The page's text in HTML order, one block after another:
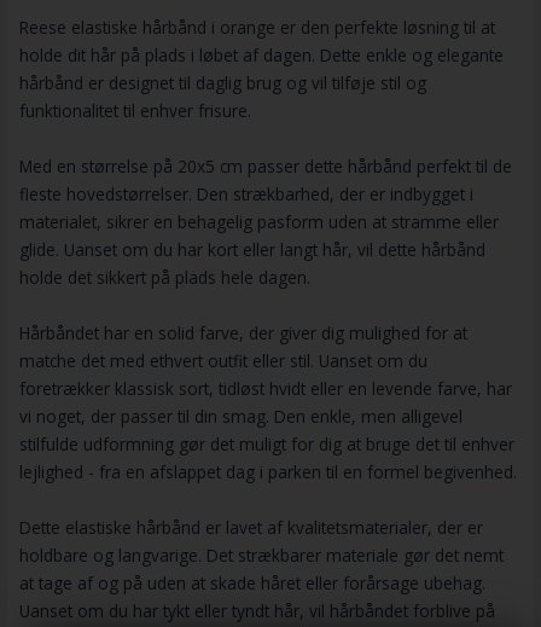
Reese elastiske hårbånd i orange er den perfekte løsning til at
holde dit hår på plads i løbet af dagen. Dette enkle og elegante
hårbånd er designet til daglig brug og vil tilføje stil og
funktionalitet til enhver frisure.
Med en størrelse på 20x5 cm passer dette hårbånd perfekt til de
fleste hovedstørrelser. Den strækbarhed, der er indbygget i
materialet, sikrer en behagelig pasform uden at stramme eller
glide. Uanset om du har kort eller langt hår, vil dette hårbånd
holde det sikkert på plads hele dagen.
Hårbåndet har en solid farve, der giver dig mulighed for at
matche det med ethvert outfit eller stil. Uanset om du
foretrækker klassisk sort, tidløst hvidt eller en levende farve, har
vi noget, der passer til din smag. Den enkle, men alligevel
stilfulde udformning gør det muligt for dig at bruge det til enhver
lejlighed - fra en afslappet dag i parken til en formel begivenhed.
Dette elastiske hårbånd er lavet af kvalitetsmaterialer, der er
holdbare og langvarige. Det strækbarer materiale gør det nemt
at tage af og på uden at skade håret eller forårsage ubehag.
Uanset om du har tykt eller tyndt hår, vil hårbåndet forblive på